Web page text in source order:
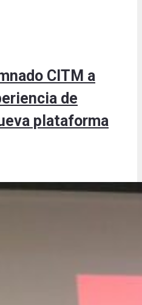
CITM a
de
plataforma